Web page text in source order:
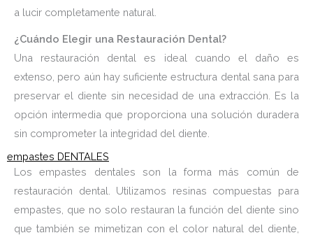
a lucir completamente natural.
¿Cuándo Elegir una Restauración Dental?
Una restauración dental es ideal cuando el daño es
extenso, pero aún hay suficiente estructura dental sana para
preservar el diente sin necesidad de una extracción. Es la
opción intermedia que proporciona una solución duradera
sin comprometer la integridad del diente.
empastes DENTALES
Los empastes dentales son la forma más común de
restauración dental. Utilizamos resinas compuestas para
empastes, que no solo restauran la función del diente sino
que también se mimetizan con el color natural del diente,